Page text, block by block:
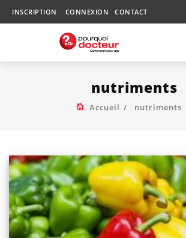
INSCRIPTION CONNEXION CONTACT
nutriments
Accueil nutriments